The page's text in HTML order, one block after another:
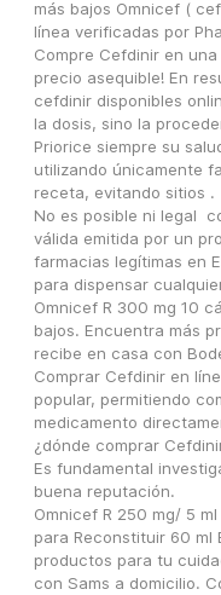
más bajos Omnicef (
línea verificadas por
Compre Cefdinir en
precio asequible! En
cefdinir disponibles
la dosis, sino la
Priorice siempre su
utilizando únicamente
receta, evitando sitios .
No es posible ni legal
válida emitida por un
farmacias legítimas en
para dispensar
Omnicef R 300 mg 10
bajos. Encuentra más
recibe en casa con
Comprar Cefdinir en
popular, permitiendo
medicamento
¿dónde comprar
Es fundamental
buena reputación.
Omnicef R 250 mg/ 5
para Reconstituir 60 ml
productos para tu
con Sams a domicilio.